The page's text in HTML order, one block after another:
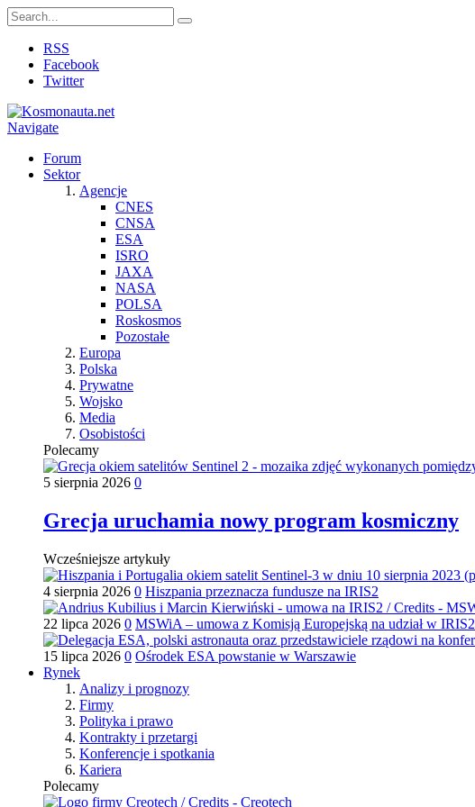
RSS
Facebook
Twitter
Navigate
Forum
Sektor
Agencje
CNES
CNSA
ESA
ISRO
JAXA
NASA
POLSA
Roskosmos
Pozostałe
Europa
Polska
Prywatne
Wojsko
Media
Osobistości
Polecamy
5 sierpnia 2026 0
Grecja uruchamia nowy program kosmiczny
Wcześniejsze artykuły
4 sierpnia 2026 0 Hiszpania przeznacza fundusze na IRIS2
22 lipca 2026 0 MSWiA – umowa z Komisją Europejską na udział w IRIS2
15 lipca 2026 0 Ośrodek ESA powstanie w Warszawie
Rynek
Analizy i prognozy
Firmy
Polityka i prawo
Kontrakty i przetargi
Konferencje i spotkania
Kariera
Polecamy